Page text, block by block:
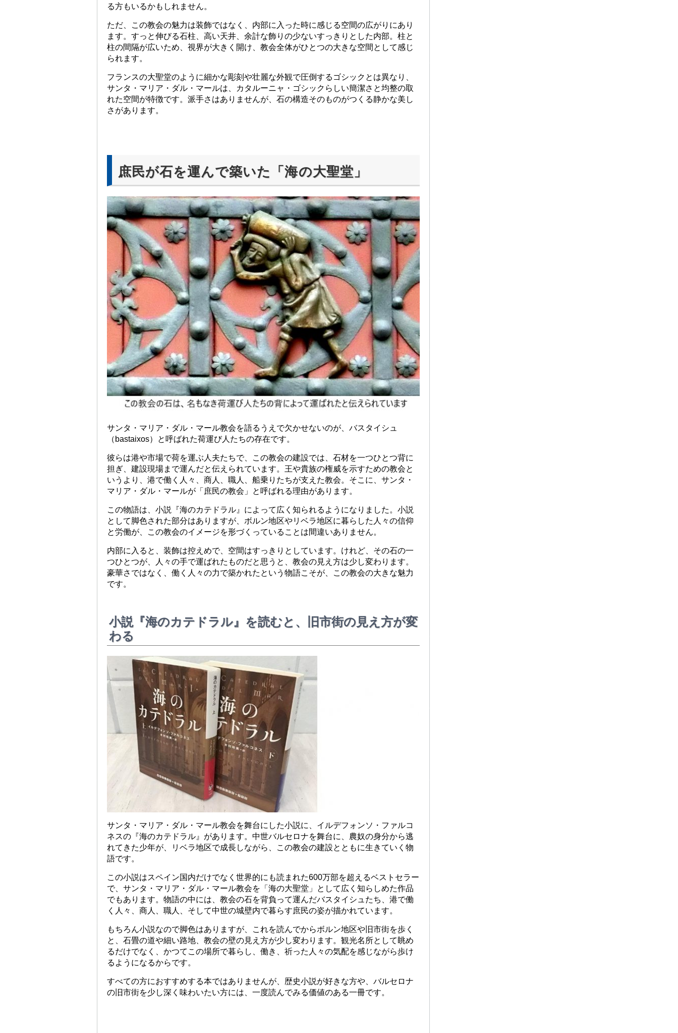
る方もいるかもしれません。
ただ、この教会の魅力は装飾ではなく、内部に入った時に感じる空間の広がりにあり
ます。すっと伸びる石柱、高い天井、余計な飾りの少ないすっきりとした内部。柱と
柱の間隔が広いため、視界が大きく開け、教会全体がひとつの大きな空間として感じ
られます。
フランスの大聖堂のように細かな彫刻や壮麗な外観で圧倒するゴシックとは異なり、
サンタ・マリア・ダル・マールは、カタルーニャ・ゴシックらしい簡潔さと均整の取
れた空間が特徴です。派手さはありませんが、石の構造そのものがつくる静かな美し
さがあります。
庶民が石を運んで築いた「海の大聖堂」
サンタ・マリア・ダル・マール教会を語るうえで欠かせないのが、バスタイシュ
（bastaixos）と呼ばれた荷運び人たちの存在です。
彼らは港や市場で荷を運ぶ人夫たちで、この教会の建設では、石材を一つひとつ背に
担ぎ、建設現場まで運んだと伝えられています。王や貴族の権威を示すための教会と
いうより、港で働く人々、商人、職人、船乗りたちが支えた教会。そこに、サンタ・
マリア・ダル・マールが「庶民の教会」と呼ばれる理由があります。
この物語は、小説『海のカテドラル』によって広く知られるようになりました。小説
として脚色された部分はありますが、ボルン地区やリベラ地区に暮らした人々の信仰
と労働が、この教会のイメージを形づくっていることは間違いありません。
内部に入ると、装飾は控えめで、空間はすっきりとしています。けれど、その石の一
つひとつが、人々の手で運ばれたものだと思うと、教会の見え方は少し変わります。
豪華さではなく、働く人々の力で築かれたという物語こそが、この教会の大きな魅力
です。
小説『海のカテドラル』を読むと、旧市街の見え方が変
わる
サンタ・マリア・ダル・マール教会を舞台にした小説に、イルデフォンソ・ファルコ
ネスの『海のカテドラル』があります。中世バルセロナを舞台に、農奴の身分から逃
れてきた少年が、リベラ地区で成長しながら、この教会の建設とともに生きていく物
語です。
この小説はスペイン国内だけでなく世界的にも読まれた600万部を超えるベストセラー
で、サンタ・マリア・ダル・マール教会を「海の大聖堂」として広く知らしめた作品
でもあります。物語の中には、教会の石を背負って運んだバスタイシュたち、港で働
く人々、商人、職人、そして中世の城壁内で暮らす庶民の姿が描かれています。
もちろん小説なので脚色はありますが、これを読んでからボルン地区や旧市街を歩く
と、石畳の道や細い路地、教会の壁の見え方が少し変わります。観光名所として眺め
るだけでなく、かつてこの場所で暮らし、働き、祈った人々の気配を感じながら歩け
るようになるからです。
すべての方におすすめする本ではありませんが、歴史小説が好きな方や、バルセロナ
の旧市街を少し深く味わいたい方には、一度読んでみる価値のある一冊です。